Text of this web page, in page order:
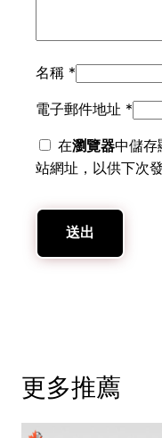
名稱 *
電子郵件地址 *
在瀏覽器中儲存
站網址，以供下次
更多推薦